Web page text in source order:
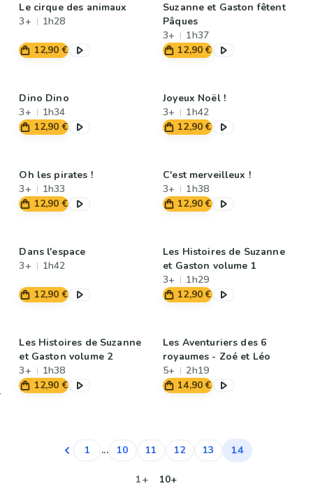
Le cirque des animaux
3+
1h28
12,90 €
Suzanne et Gaston fêtent
Pâques
3+
1h37
12,90 €
Dino Dino
3+
1h34
12,90 €
Joyeux Noël !
3+
1h42
12,90 €
Oh les pirates !
3+
1h33
12,90 €
C'est merveilleux !
3+
1h38
12,90 €
Dans l'espace
3+
1h42
12,90 €
Les Histoires de Suzanne
et Gaston volume 1
3+
1h29
12,90 €
Les Histoires de Suzanne
et Gaston volume 2
3+
1h38
12,90 €
Les Aventuriers des 6
royaumes - Zoé et Léo
5+
2h19
14,90 €
1 ... 10 11 12 13 14
1+ 10+